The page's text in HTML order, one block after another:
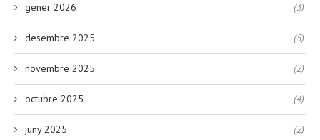
gener 2026 (3)
desembre 2025 (5)
novembre 2025 (2)
octubre 2025 (4)
juny 2025 (2)